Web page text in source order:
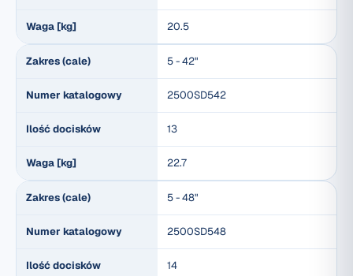
Waga [kg] 20.5
Zakres (cale) 5 - 42"
Numer katalogowy 2500SD542
Ilość docisków 13
Waga [kg] 22.7
Zakres (cale) 5 - 48"
Numer katalogowy 2500SD548
Ilość docisków 14